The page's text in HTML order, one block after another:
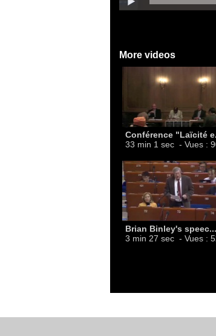
More videos
Conférence "Laïcité
33 min 1 sec - Vues :
Brian Binley's speec...
3 min 27 sec - Vues :